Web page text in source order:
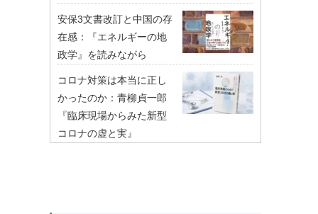
安保3文書改訂と中国の存
在感：『エネルギーの地
政学』を読みながら
コロナ対策は本当に正し
かったのか：青柳貞一郎
『臨床現場からみた新型
コロナの虚と実』